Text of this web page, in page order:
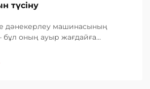
түсіну
дәнекерлеу машинасының
оның ауыр жағдайға
бірі. Бұл өлшем сіздің